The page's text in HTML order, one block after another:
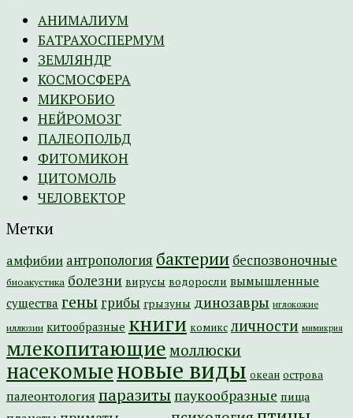
АНИМАЛИУМ
БАТРАХОСПЕРМУМ
ЗЕМЛЯНДР
КОСМОСФЕРА
МИКРОБИО
НЕЙРОМОЗГ
ПАЛЕОПОЛЬД
ФИТОМИКОН
ЦИТОМОЛЬ
ЧЕЛОВЕКТОР
Метки
амфибии антропология бактерии беспозвоночные
биоакустика болезни вирусы водоросли вымышленные
существа гены грибы грызуны динозавры иглокожие
иллюзии китообразные книги комикс личности мимикрия
млекопитающие моллюски
насекомыеновые виды океан острова
палеонтология паразиты паукообразные пища